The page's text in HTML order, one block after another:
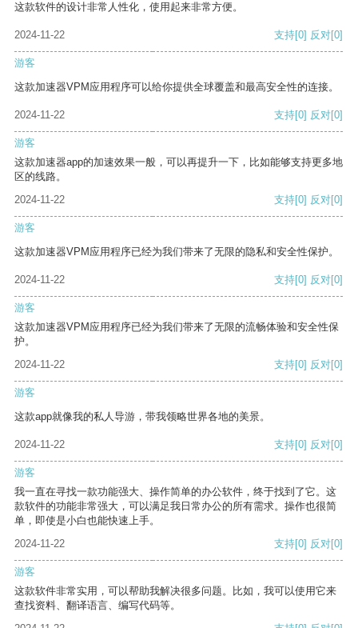
这款软件的设计非常人性化，使用起来非常方便。
2024-11-22 支持[0] 反对[0]
游客
这款加速器VPM应用程序可以给你提供全球覆盖和最高安全性的连接。
2024-11-22 支持[0] 反对[0]
游客
这款加速器app的加速效果一般，可以再提升一下，比如能够支持更多地
区的线路。
2024-11-22
支持[0] 反对[0]
游客
这款加速器VPM应用程序已经为我们带来了无限的隐私和安全性保护。
2024-11-22 支持[0] 反对[0]
游客
这款加速器VPM应用程序已经为我们带来了无限的流畅体验和安全性保
护。
2024-11-22
支持[0] 反对[0]
游客
这款app就像我的私人导游，带我领略世界各地的美景。
2024-11-22 支持[0] 反对[0]
游客
我一直在寻找一款功能强大、操作简单的办公软件，终于找到了它。这
款软件的功能非常强大，可以满足我日常办公的所有需求。操作也很简
单，即使是小白也能快速上手。
2024-11-22
支持[0] 反对[0]
游客
这款软件非常实用，可以帮助我解决很多问题。比如，我可以使用它来
查找资料、翻译语言、编写代码等。